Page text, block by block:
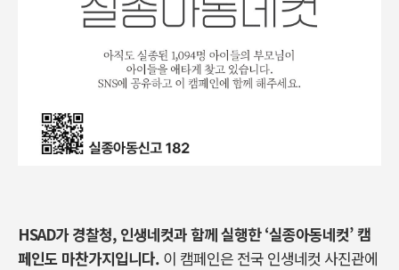
HSAD가 경찰청, 인생네컷과 함께 실행한 ‘실종아동네컷’ 캠
페인도 마찬가지입니다. 이 캠페인은 전국 인생네컷 사진관에